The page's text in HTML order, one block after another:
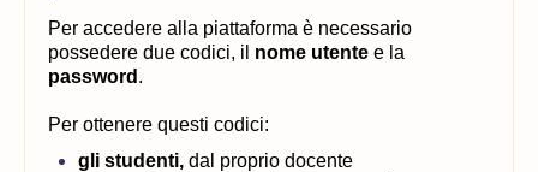
Per accedere alla piattaforma è necessario
possedere due codici, il nome utente e la
password .
Per ottenere questi codici:
gli studenti, dal proprio docente